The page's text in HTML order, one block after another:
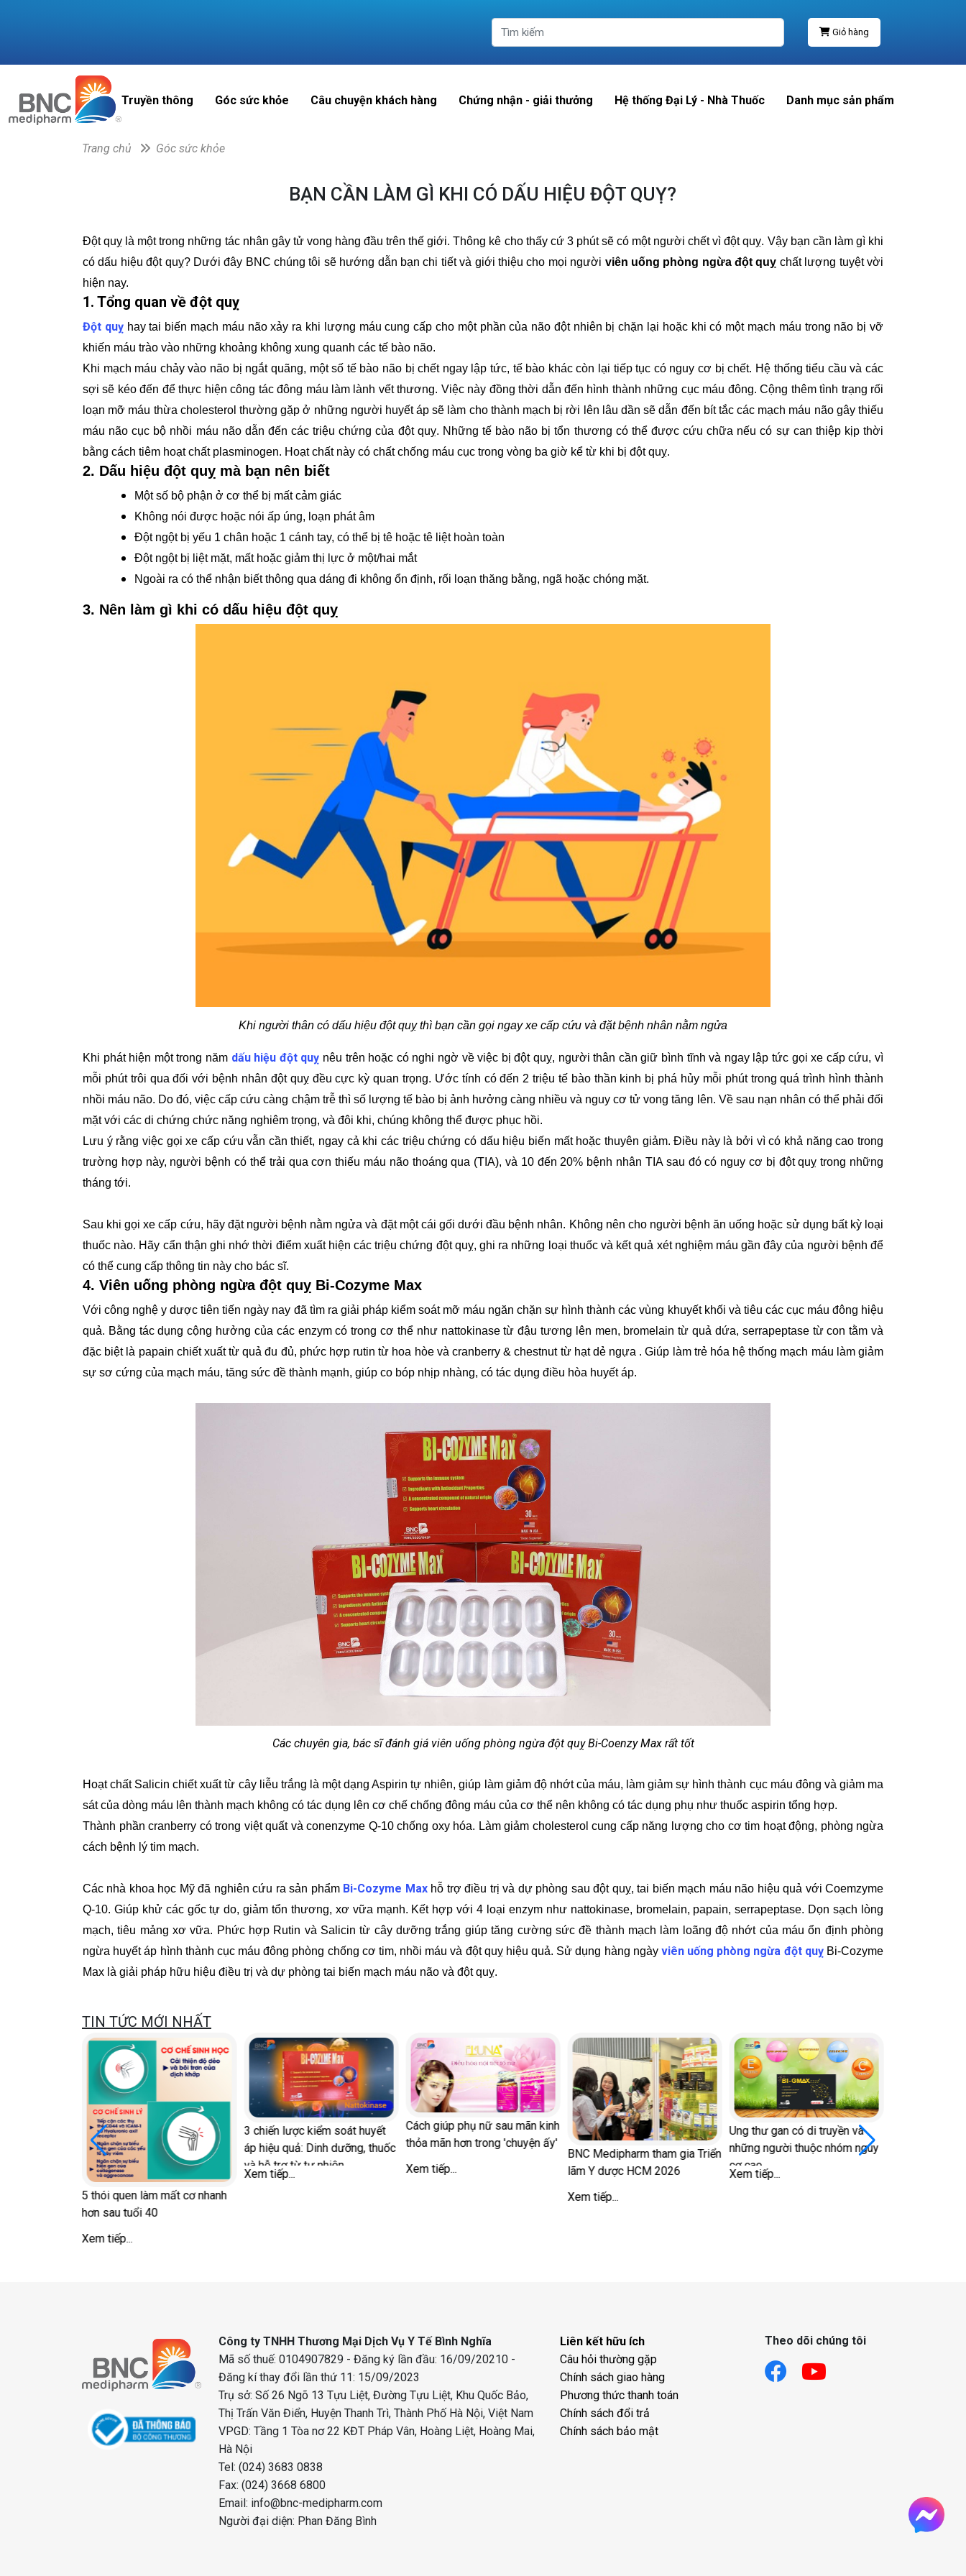
Giỏ hàng
Truyền thông Góc sức khỏe Câu chuyện khách hàng Chứng nhận - giải thưởng Hệ thống Đại Lý - Nhà Thuốc Danh mục sản phẩm
Trang chủ Góc sức khỏe
BẠN CẦN LÀM GÌ KHI CÓ DẤU HIỆU ĐỘT QUỴ?
Đột quỵ là một trong những tác nhân gây tử vong hàng đầu trên thế giới. Thông kê cho thấy cứ 3 phút sẽ có một người chết vì đột quỵ. Vậy bạn cần làm gì khi
có dấu hiệu đột quỵ? Dưới đây BNC chúng tôi sẽ hướng dẫn bạn chi tiết và giới thiệu cho mọi người viên uống phòng ngừa đột quỵ chất lượng tuyệt vời
hiện nay.
1. Tổng quan về đột quỵ
Đột quỵhay tai biến mạch máu não xảy ra khi lượng máu cung cấp cho một phần của não đột nhiên bị chặn lại hoặc khi có một mạch máu trong não bị vỡ
khiến máu trào vào những khoảng không xung quanh các tế bào não.
Khi mạch máu chảy vào não bị ngắt quãng, một số tế bào não bị chết ngay lập tức, tế bào khác còn lại tiếp tục có nguy cơ bị chết. Hệ thống tiểu cầu và các
sợi sẽ kéo đến để thực hiện công tác đông máu làm lành vết thương. Việc này đồng thời dẫn đến hình thành những cục máu đông. Cộng thêm tình trạng rối
loạn mỡ máu thừa cholesterol thường gặp ở những người huyết áp sẽ làm cho thành mạch bị rời lên lâu dần sẽ dẫn đến bít tắc các mạch máu não gây thiếu
máu não cục bộ nhồi máu não dẫn đến các triệu chứng của đột quỵ. Những tế bào não bị tổn thương có thể được cứu chữa nếu có sự can thiệp kịp thời
bằng cách tiêm hoạt chất plasminogen. Hoạt chất này có chất chống máu cục trong vòng ba giờ kể từ khi bị đột quỵ.
2. Dấu hiệu đột quỵ mà bạn nên biết
Một số bộ phận ở cơ thể bị mất cảm giác
Không nói được hoặc nói ấp úng, loạn phát âm
Đột ngột bị yếu 1 chân hoặc 1 cánh tay, có thể bị tê hoặc tê liệt hoàn toàn
Đột ngột bị liệt mặt, mất hoặc giảm thị lực ở một/hai mắt
Ngoài ra có thể nhận biết thông qua dáng đi không ổn định, rối loạn thăng bằng, ngã hoặc chóng mặt.
3. Nên làm gì khi có dấu hiệu đột quỵ
Khi người thân có dấu hiệu đột quỵ thì bạn cần gọi ngay xe cấp cứu và đặt bệnh nhân nằm ngửa
Khi phát hiện một trong năm dấu hiệu đột quỵ nêu trên hoặc có nghi ngờ về việc bị đột quỵ, người thân cần giữ bình tĩnh và ngay lập tức gọi xe cấp cứu, vì
mỗi phút trôi qua đối với bệnh nhân đột quỵ đều cực kỳ quan trọng. Ước tính có đến 2 triệu tế bào thần kinh bị phá hủy mỗi phút trong quá trình hình thành
nhồi máu não. Do đó, việc cấp cứu càng chậm trễ thì số lượng tế bào bị ảnh hưởng càng nhiều và nguy cơ tử vong tăng lên. Về sau nạn nhân có thể phải đối
mặt với các di chứng chức năng nghiêm trọng, và đôi khi, chúng không thể được phục hồi.
Lưu ý rằng việc gọi xe cấp cứu vẫn cần thiết, ngay cả khi các triệu chứng có dấu hiệu biến mất hoặc thuyên giảm. Điều này là bởi vì có khả năng cao trong
trường hợp này, người bệnh có thể trải qua cơn thiếu máu não thoáng qua (TIA), và 10 đến 20% bệnh nhân TIA sau đó có nguy cơ bị đột quỵ trong những
tháng tới.
Sau khi gọi xe cấp cứu, hãy đặt người bệnh nằm ngửa và đặt một cái gối dưới đầu bệnh nhân. Không nên cho người bệnh ăn uống hoặc sử dụng bất kỳ loại
thuốc nào. Hãy cẩn thận ghi nhớ thời điểm xuất hiện các triệu chứng đột quỵ, ghi ra những loại thuốc và kết quả xét nghiệm máu gần đây của người bệnh để
có thể cung cấp thông tin này cho bác sĩ.
4. Viên uống phòng ngừa đột quỵ Bi-Cozyme Max
Với công nghệ y dược tiên tiến ngày nay đã tìm ra giải pháp kiểm soát mỡ máu ngăn chặn sự hình thành các vùng khuyết khối và tiêu các cục máu đông hiệu
quả. Bằng tác dụng cộng hưởng của các enzym có trong cơ thể như nattokinase từ đậu tương lên men, bromelain từ quả dứa, serrapeptase từ con tằm và
đặc biệt là papain chiết xuất từ quả đu đủ, phức hợp rutin từ hoa hòe và cranberry & chestnut từ hạt dẻ ngựa . Giúp làm trẻ hóa hệ thống mạch máu làm giảm
sự sơ cứng của mạch máu, tăng sức đề thành mạnh, giúp co bóp nhịp nhàng, có tác dụng điều hòa huyết áp.
Các chuyên gia, bác sĩ đánh giá viên uống phòng ngừa đột quỵ Bi-Coenzy Max rất tốt
Hoạt chất Salicin chiết xuất từ cây liễu trắng là một dạng Aspirin tự nhiên, giúp làm giảm độ nhớt của máu, làm giảm sự hình thành cục máu đông và giảm ma
sát của dòng máu lên thành mạch không có tác dụng lên cơ chế chống đông máu của cơ thể nên không có tác dụng phụ như thuốc aspirin tổng hợp.
Thành phần cranberry có trong việt quất và conenzyme Q-10 chống oxy hóa. Làm giảm cholesterol cung cấp năng lượng cho cơ tim hoạt động, phòng ngừa
cách bệnh lý tim mạch.
Các nhà khoa học Mỹ đã nghiên cứu ra sản phẩm Bi-Cozyme Maxhỗ trợ điều trị và dự phòng sau đột quỵ, tai biến mạch máu não hiệu quả với Coemzyme
Q-10. Giúp khử các gốc tự do, giảm tổn thương, xơ vữa mạnh. Kết hợp với 4 loại enzym như nattokinase, bromelain, papain, serrapeptase. Dọn sạch lòng
mạch, tiêu mảng xơ vữa. Phức hợp Rutin và Salicin từ cây dưỡng trắng giúp tăng cường sức đề thành mạch làm loãng độ nhớt của máu ổn định phòng
ngừa huyết áp hình thành cục máu đông phòng chống cơ tim, nhồi máu và đột quỵ hiệu quả. Sử dụng hàng ngày viên uống phòng ngừa đột quỵBi-Cozyme
Max là giải pháp hữu hiệu điều trị và dự phòng tai biến mạch máu não và đột quỵ.
TIN TỨC MỚI NHẤT
5 thói quen làm mất cơ nhanh
hơn sau tuổi 40
Xem tiếp...
3 chiến lược kiểm soát huyết
áp hiệu quả: Dinh dưỡng, thuốc
và hỗ trợ từ tự nhiên
Xem tiếp...
Cách giúp phụ nữ sau mãn kinh
thỏa mãn hơn trong 'chuyện ấy'
Xem tiếp...
BNC Medipharm tham gia Triển
lãm Y dược HCM 2026
Xem tiếp...
Ung thư gan có di truyền và
những người thuộc nhóm nguy
cơ cao
Xem tiếp...
Công ty TNHH Thương Mại Dịch Vụ Y Tế Bình Nghĩa
Mã số thuế: 0104907829 - Đăng ký lần đầu: 16/09/20210 -
Đăng kí thay đổi lần thứ 11: 15/09/2023
Trụ sở: Số 26 Ngõ 13 Tựu Liệt, Đường Tựu Liệt, Khu Quốc Bảo,
Thị Trấn Văn Điển, Huyện Thanh Trì, Thành Phố Hà Nội, Việt Nam
VPGD: Tầng 1 Tòa nơ 22 KĐT Pháp Vân, Hoàng Liệt, Hoàng Mai,
Hà Nội
Tel: (024) 3683 0838
Fax: (024) 3668 6800
Email: info@bnc-medipharm.com
Người đại diện: Phan Đăng Bình
Liên kết hữu ích
Câu hỏi thường gặp
Chính sách giao hàng
Phương thức thanh toán
Chính sách đổi trả
Chính sách bảo mật
Theo dõi chúng tôi